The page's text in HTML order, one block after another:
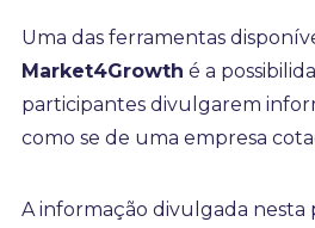
Uma das ferramentas
Market4Growth é a
participantes divulgarem
como se de uma empresa
A informação divulgada nesta